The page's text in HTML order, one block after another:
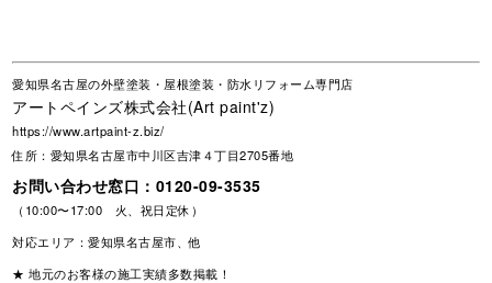
愛知県名古屋の外壁塗装・屋根塗装・防水リフォーム専門店
アートペインズ株式会社(Art paint'z)
https://www.artpaint-z.biz/
住所：愛知県名古屋市中川区吉津４丁目2705番地
お問い合わせ窓口： 0120-09-3535
（10:00〜17:00 火、祝日定休）
対応エリア：愛知県名古屋市、他
★ 地元のお客様の施工実績多数掲載！